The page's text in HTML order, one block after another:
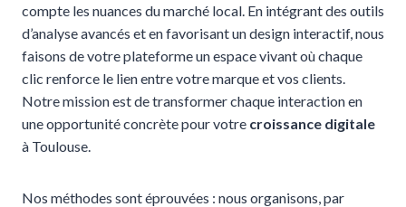
compte les nuances du marché local. En intégrant des outils
d’analyse avancés et en favorisant un design interactif, nous
faisons de votre plateforme un espace vivant où chaque
clic renforce le lien entre votre marque et vos clients.
Notre mission est de transformer chaque interaction en
une opportunité concrète pour votre croissance digitale
à Toulouse.
Nos méthodes sont éprouvées : nous organisons, par